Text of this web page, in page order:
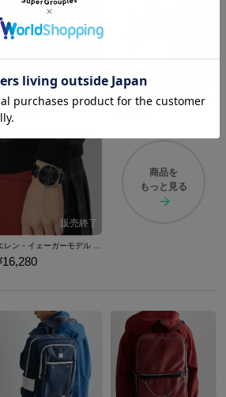
¥16,280
エレン・イェーガーモデル 腕時計 進撃の巨人
商品を
もっと見る